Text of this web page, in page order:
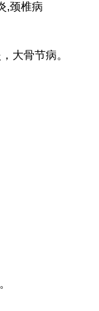
,颈椎病
大骨节病。